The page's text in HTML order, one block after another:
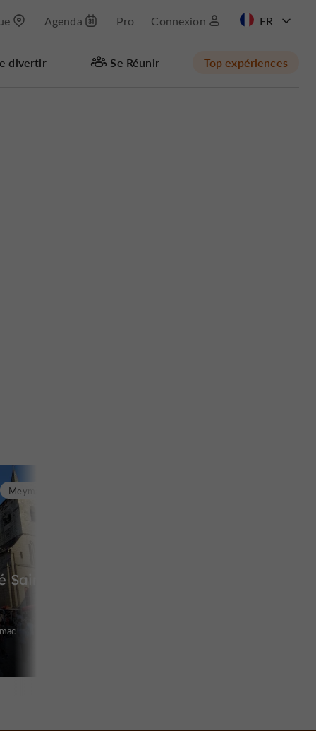
Agenda Pro Connexion
divertir Se Réunir Top expériences
Saint-
Meymac